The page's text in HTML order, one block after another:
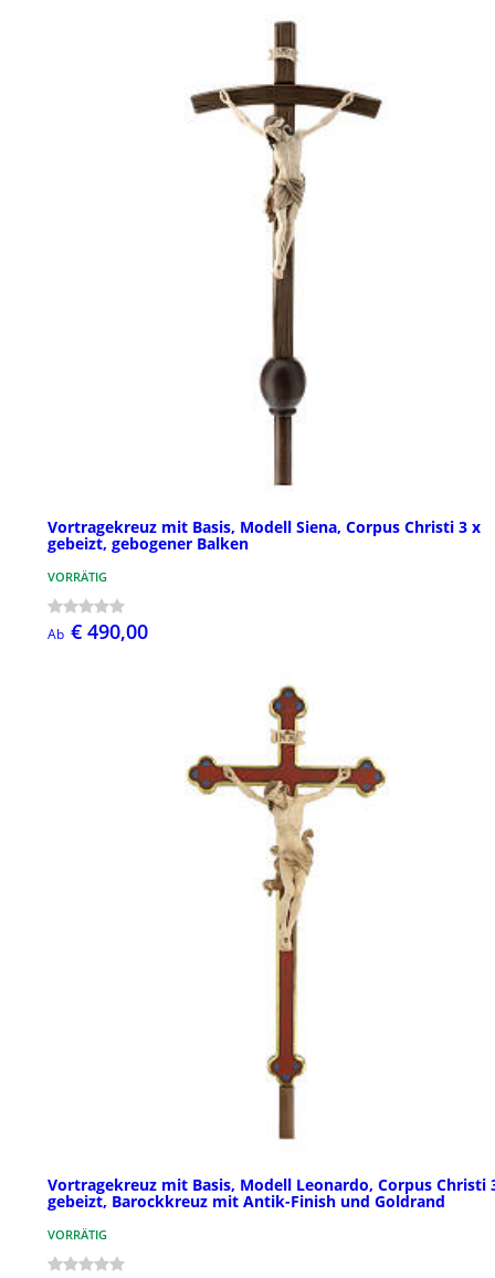
Vortragekreuz mit Basis, Modell Siena, Corpus Christi 3 x
gebeizt, gebogener Balken
VORRÄTIG
Ab € 490,00
Vortragekreuz mit Basis, Modell Leonardo, Corpus Christi
gebeizt, Barockkreuz mit Antik-Finish und Goldrand
VORRÄTIG